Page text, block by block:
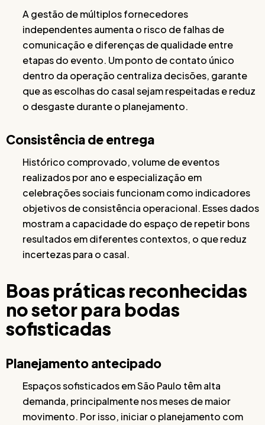
A gestão de múltiplos fornecedores
independentes aumenta o risco de falhas de
comunicação e diferenças de qualidade entre
etapas do evento. Um ponto de contato único
dentro da operação centraliza decisões, garante
que as escolhas do casal sejam respeitadas e reduz
o desgaste durante o planejamento.
Consistência de entrega
Histórico comprovado, volume de eventos
realizados por ano e especialização em
celebrações sociais funcionam como indicadores
objetivos de consistência operacional. Esses dados
mostram a capacidade do espaço de repetir bons
resultados em diferentes contextos, o que reduz
incertezas para o casal.
Boas práticas reconhecidas
no setor para bodas
sofisticadas
Planejamento antecipado
Espaços sofisticados em São Paulo têm alta
demanda, principalmente nos meses de maior
movimento. Por isso, iniciar o planejamento com